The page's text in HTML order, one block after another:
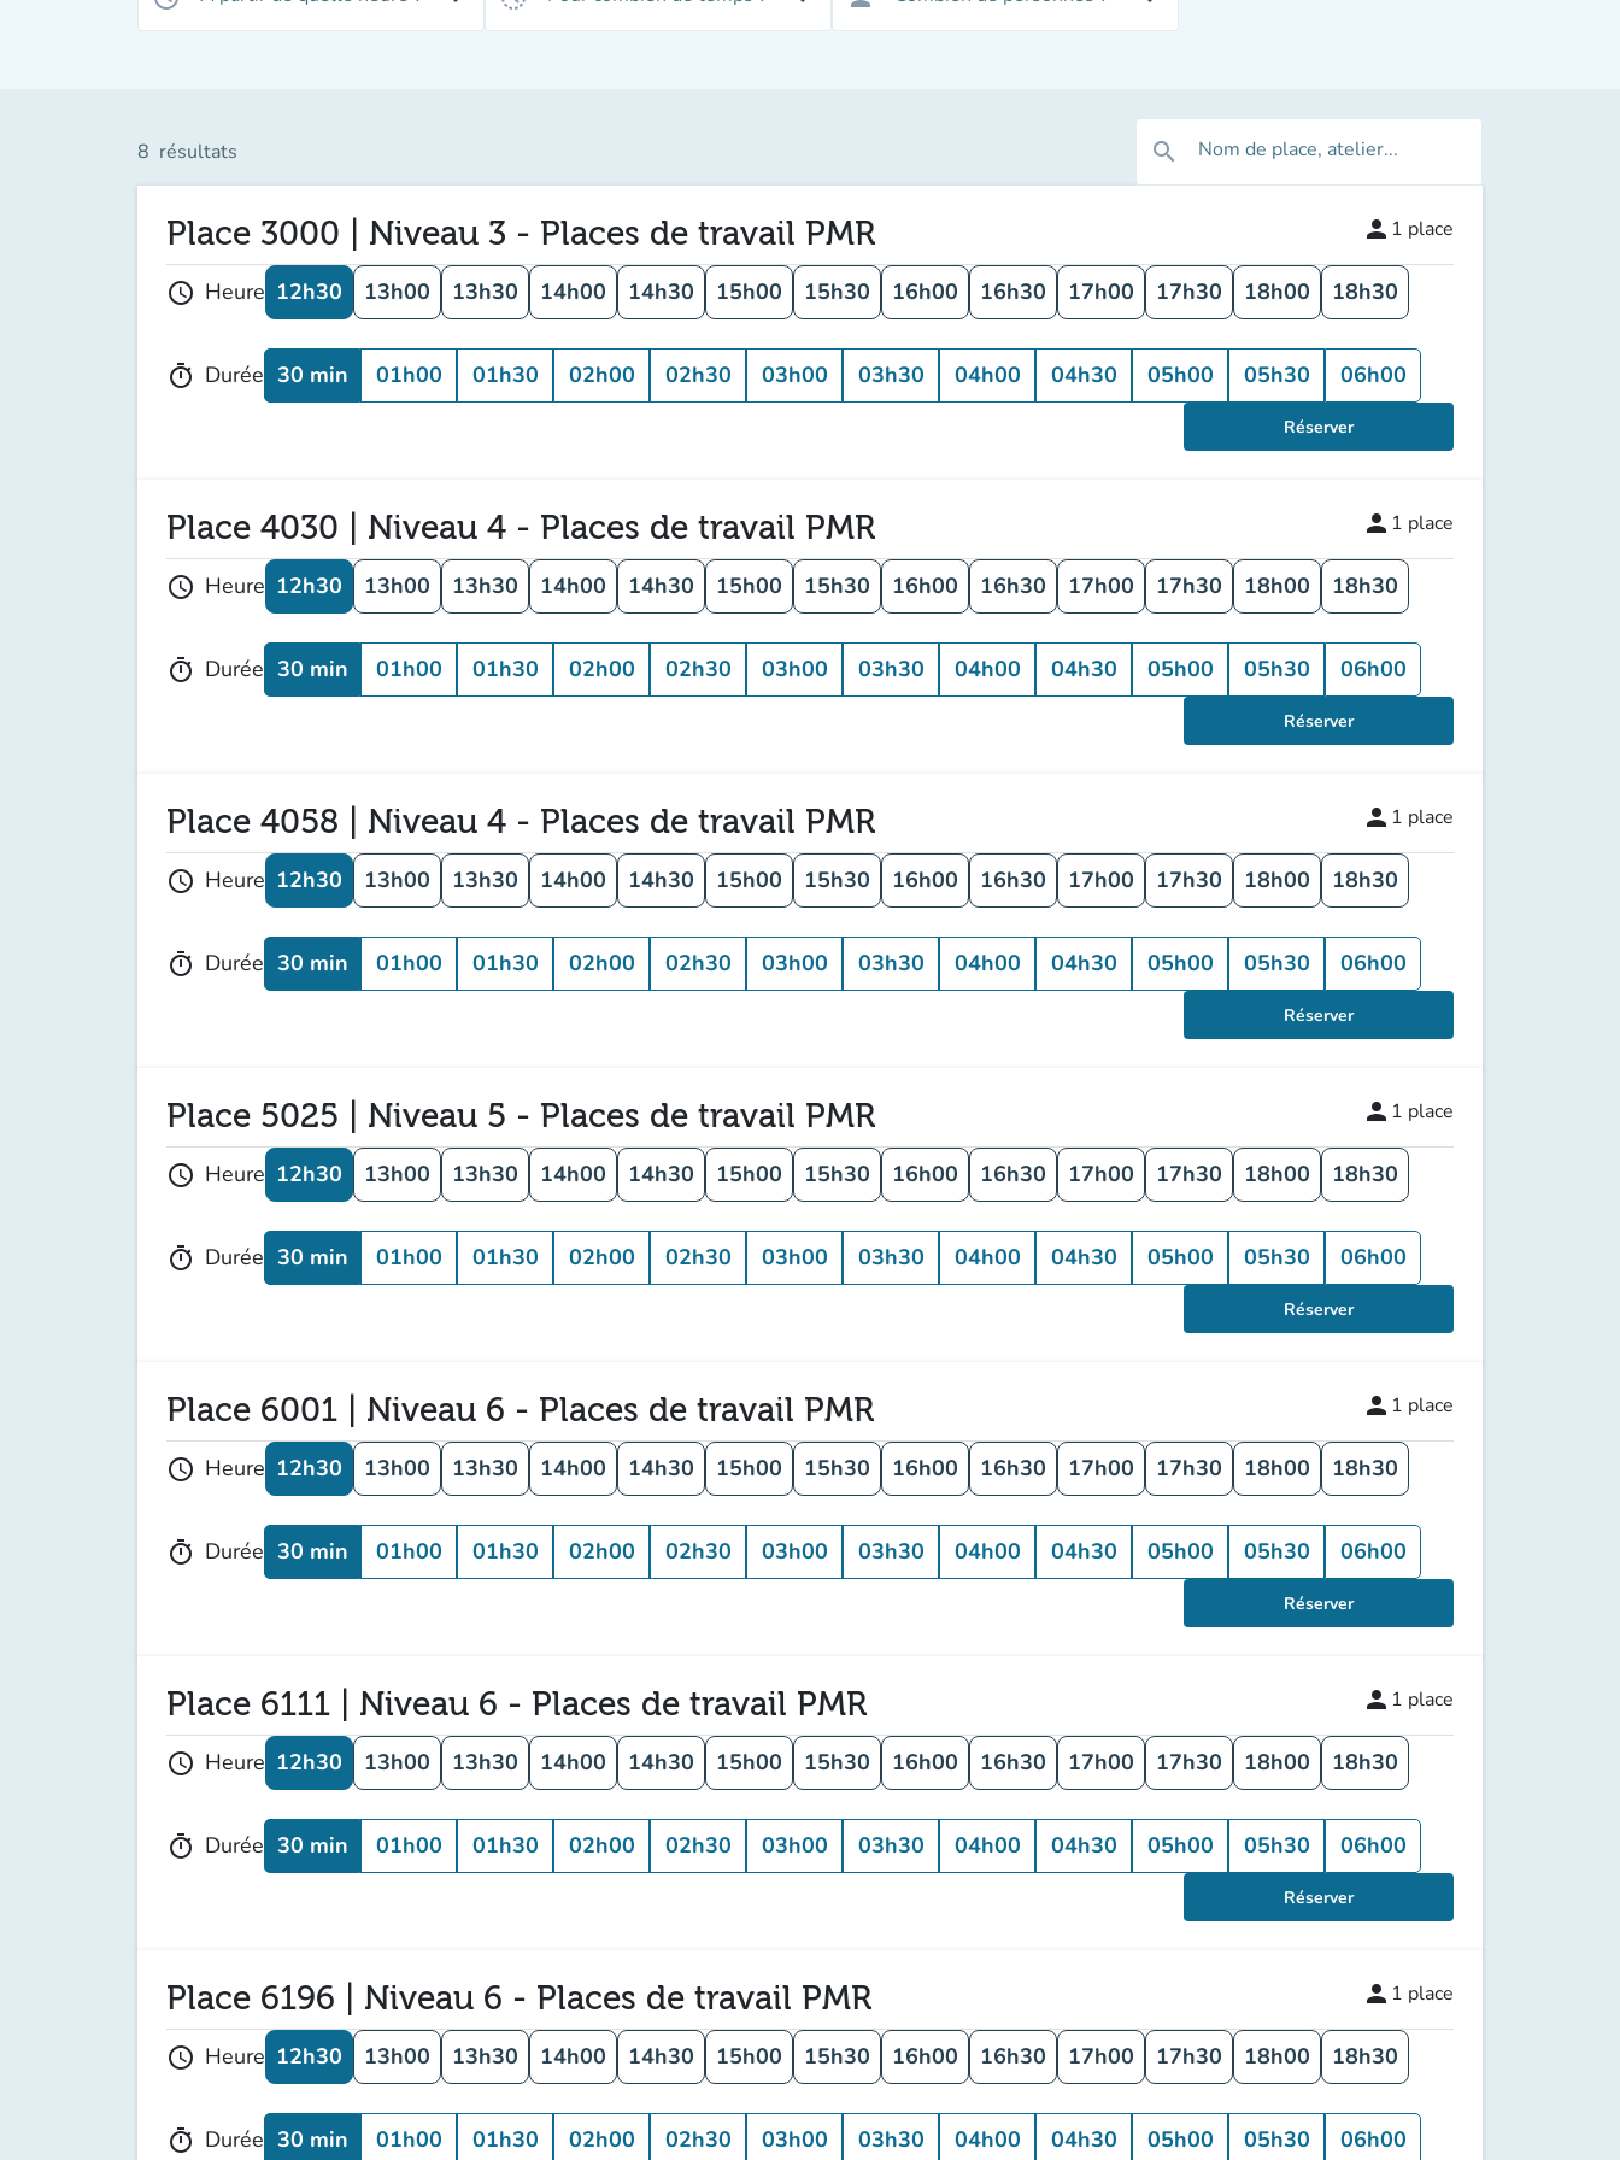
8 résultats search Nom de place, atelier...
Place 3000 | Niveau 3 - Places de travail PMR person 1 place
schedule Heure 12h30 13h00 13h30 14h00 14h30 15h00 15h30 16h00 16h30 17h00 17h30 18h00 18h30
timer Durée 30 min 01h00 01h30 02h00 02h30 03h00 03h30 04h00 04h30 05h00 05h30 06h00
Réserver
Place 4030 | Niveau 4 - Places de travail PMR person 1 place
schedule Heure 12h30 13h00 13h30 14h00 14h30 15h00 15h30 16h00 16h30 17h00 17h30 18h00 18h30
timer Durée 30 min 01h00 01h30 02h00 02h30 03h00 03h30 04h00 04h30 05h00 05h30 06h00
Réserver
Place 4058 | Niveau 4 - Places de travail PMR person 1 place
schedule Heure 12h30 13h00 13h30 14h00 14h30 15h00 15h30 16h00 16h30 17h00 17h30 18h00 18h30
timer Durée 30 min 01h00 01h30 02h00 02h30 03h00 03h30 04h00 04h30 05h00 05h30 06h00
Réserver
Place 5025 | Niveau 5 - Places de travail PMR person 1 place
schedule Heure 12h30 13h00 13h30 14h00 14h30 15h00 15h30 16h00 16h30 17h00 17h30 18h00 18h30
timer Durée 30 min 01h00 01h30 02h00 02h30 03h00 03h30 04h00 04h30 05h00 05h30 06h00
Réserver
Place 6001 | Niveau 6 - Places de travail PMR person 1 place
schedule Heure 12h30 13h00 13h30 14h00 14h30 15h00 15h30 16h00 16h30 17h00 17h30 18h00 18h30
timer Durée 30 min 01h00 01h30 02h00 02h30 03h00 03h30 04h00 04h30 05h00 05h30 06h00
Réserver
Place 6111 | Niveau 6 - Places de travail PMR person 1 place
schedule Heure 12h30 13h00 13h30 14h00 14h30 15h00 15h30 16h00 16h30 17h00 17h30 18h00 18h30
timer Durée 30 min 01h00 01h30 02h00 02h30 03h00 03h30 04h00 04h30 05h00 05h30 06h00
Réserver
Place 6196 | Niveau 6 - Places de travail PMR person 1 place
schedule Heure 12h30 13h00 13h30 14h00 14h30 15h00 15h30 16h00 16h30 17h00 17h30 18h00 18h30
timer Durée 30 min 01h00 01h30 02h00 02h30 03h00 03h30 04h00 04h30 05h00 05h30 06h00